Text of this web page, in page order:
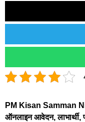
PM Kisan Samman
ऑनलाइन आवेदन, लाभार्थी,